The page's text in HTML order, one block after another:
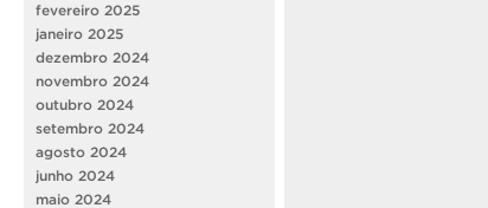
fevereiro 2025
janeiro 2025
dezembro 2024
novembro 2024
outubro 2024
setembro 2024
agosto 2024
junho 2024
maio 2024